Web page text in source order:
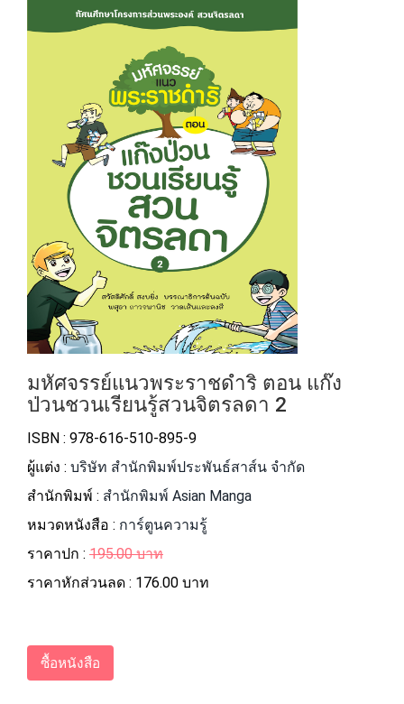
มหัศจรรย์แนวพระราชดําริ ตอน แก๊ง
ป่วนชวนเรียนรู้สวนจิตรลดา 2
ISBN : 978-616-510-895-9
ผู้แต่ง : บริษัท สํานักพิมพ์ประพันธ์สาส์น จํากัด
สำนักพิมพ์ : สำนักพิมพ์ Asian Manga
หมวดหนังสือ : การ์ตูนความรู้
ราคาปก : 195.00 บาท
ราคาหักส่วนลด : 176.00 บาท